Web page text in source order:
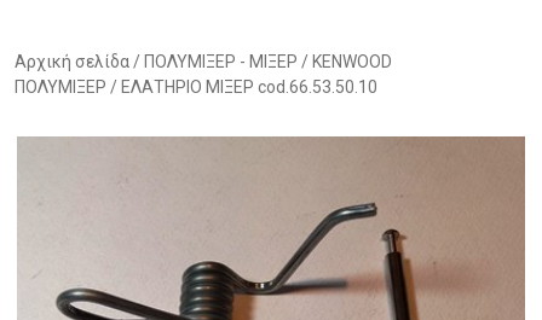
Αρχική σελίδα / ΠΟΛΥΜΙΞΕΡ - ΜΙΞΕΡ / KENWOOD
ΠΟΛΥΜΙΞΕΡ / ΕΛΑΤΗΡΙΟ ΜΙΞΕΡ cod.66.53.50.10